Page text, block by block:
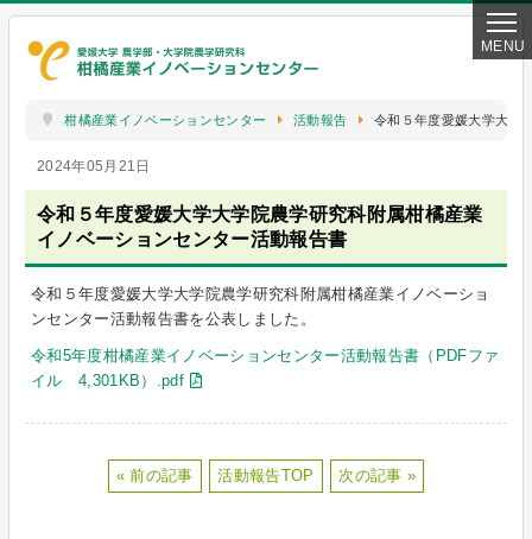
柑橘産業イノベーションセンター 活動報告 令和５年度愛媛大学大学
2024年05月21日
令和５年度愛媛大学大学院農学研究科附属柑橘産業
イノベーションセンター活動報告書
令和５年度愛媛大学大学院農学研究科附属柑橘産業イノベーショ
ンセンター活動報告書を公表しました。
令和5年度柑橘産業イノベーションセンター活動報告書（PDFファ
イル 4,301KB）.pdf
« 前の記事 活動報告TOP 次の記事 »